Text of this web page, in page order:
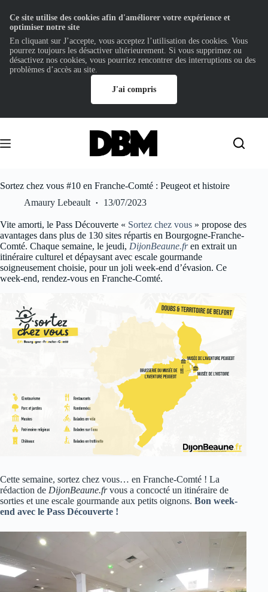
contenu
Sortez chez vous #10 en Franche-Comté : Peugeot et histoire
Amaury Lebeault
13/07/2023
Vite amorti, le Pass Découverte « Sortez chez vous » propose des
avantages dans plus de 130 sites répartis en Bourgogne-Franche-
Comté. Chaque semaine, le jeudi, DijonBeaune.fren extrait un
itinéraire culturel et dépaysant avec escale gourmande
soigneusement choisie, pour un joli week-end d’évasion. Ce
week-end, rendez-vous en Franche-Comté.
Cette semaine, sortez chez vous… en Franche-Comté ! La
rédaction de DijonBeaune.frvous a concocté un itinéraire de
sorties et une escale gourmande aux petits oignons. Bon week-
end avec le Pass Découverte !
Ce site utilise des cookies afin d'améliorer votre expérience et
optimiser notre site
En cliquant sur J’accepte, vous acceptez l’utilisation des cookies. Vous
pourrez toujours les désactiver ultérieurement. Si vous supprimez ou
désactivez nos cookies, vous pourriez rencontrer des interruptions ou des
problèmes d’accès au site.
J'ai compris